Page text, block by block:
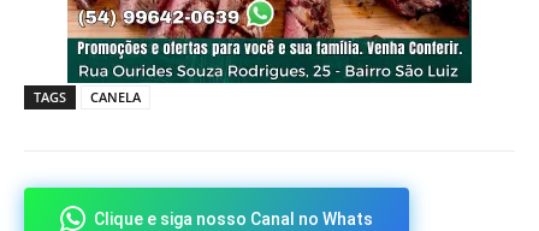
TAGS CANELA
Clique e siga nosso Canal no Whats